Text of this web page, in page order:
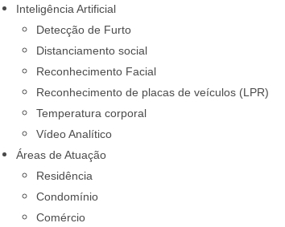
Inteligência Artificial
Detecção de Furto
Distanciamento social
Reconhecimento Facial
Reconhecimento de placas de veículos (LPR)
Temperatura corporal
Vídeo Analítico
Áreas de Atuação
Residência
Condomínio
Comércio